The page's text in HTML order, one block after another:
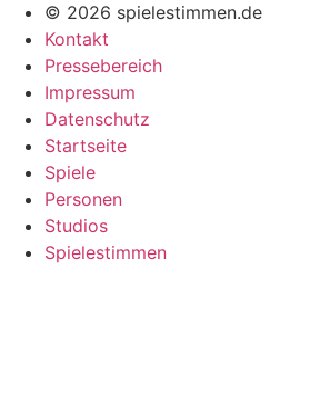
© 2026 spielestimmen.de
Kontakt
Pressebereich
Impressum
Datenschutz
Startseite
Spiele
Personen
Studios
Spielestimmen